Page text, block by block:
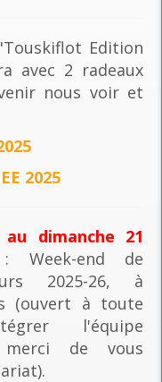
Edition
avec 2 radeaux
nous voir et
2025
dimanche 21
end de
2025-26, à
(ouvert à toute
l'équipe
de vous